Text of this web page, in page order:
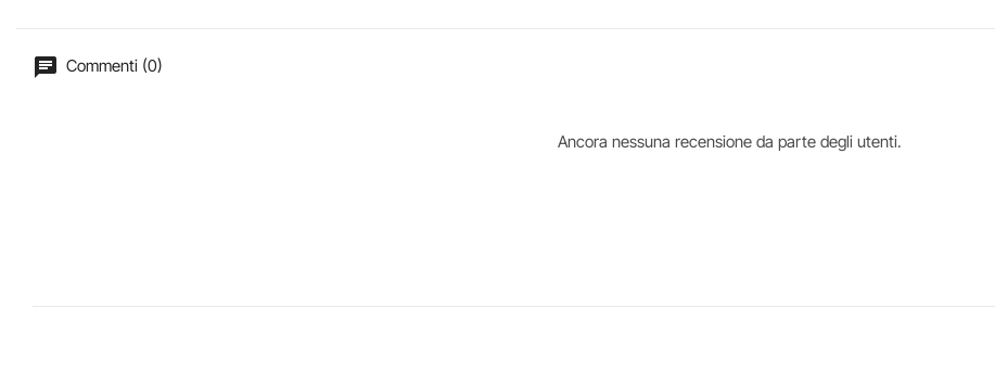
Commenti (0)
Ancora nessuna recensione da parte degli utenti.